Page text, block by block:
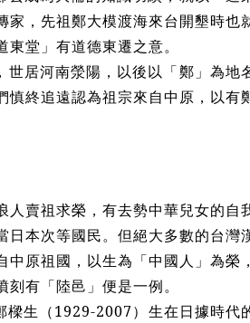
，先祖鄭大模渡海來台開墾時也
堂」有道德東遷之意。
居河南滎陽，以後以「鄭」為地
終追遠認為祖宗來自中原，以有
賣祖求榮，有去勢中華兒女的自
本次等國民。但絕大多數的台灣
原祖國，以生為「中國人」為榮
有「陸邑」便是一例。
樑生（1929-2007）生在日據時代